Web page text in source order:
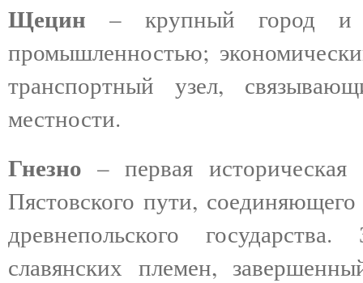
Щецин – крупный город и
промышленностью;
транспортный узел,
местности.
Гнезно – первая
Пястовского пути,
древнепольского
славянских племен,